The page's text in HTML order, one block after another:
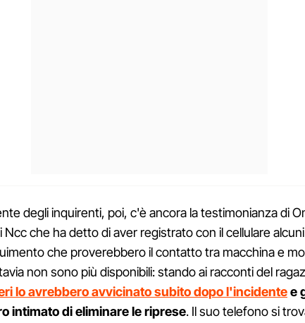
degli inquirenti, poi, c'è ancora la testimonianza di
Ncc che ha detto di aver registrato con il cellulare
che proverebbero il contatto tra macchina e
non sono più disponibili: stando ai racconti del
lo avrebbero avvicinato subito dopo l'incidentee
intimato di eliminare le riprese. Il suo telefono si